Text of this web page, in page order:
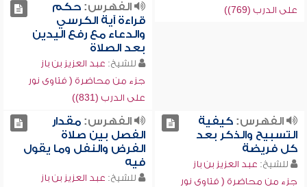
على الدرب (769))
الفهرس:حكم
قراءة آية الكرسي
والدعاء مع رفع اليدين
بعد الصلاة
للشيخ: عبد العزيز بن باز
جزء من محاضرة ( فتاوى نور
على الدرب (831))
الفهرس:كيفية
التسبيح والذكر بعد
كل فريضة
للشيخ: عبد العزيز بن باز
جزء من محاضرة ( فتاوى نور
الفهرس:مقدار
الفصل بين صلاة
الفرض والنفل وما يقول
فيه
للشيخ: عبد العزيز بن باز